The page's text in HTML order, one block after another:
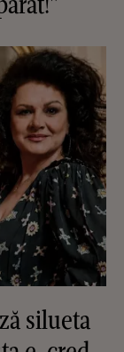
silueta